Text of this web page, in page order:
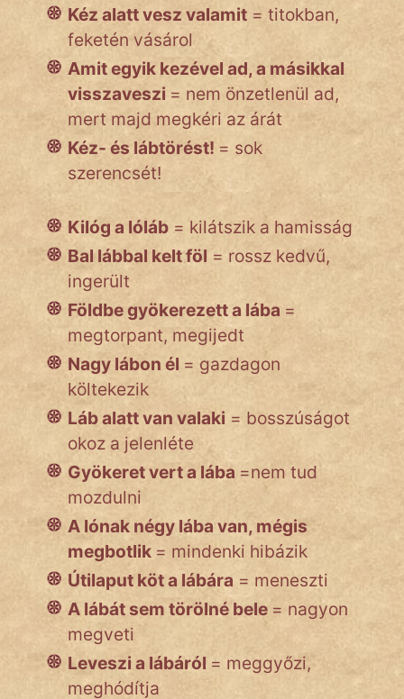
Kéz alatt vesz valamit = titokban,
feketén vásárol
Amit egyik kezével ad, a másikkal
visszaveszi = nem önzetlenül ad,
mert majd megkéri az árát
Kéz- és lábtörést! = sok
szerencsét!
Kilóg a lóláb = kilátszik a hamisság
Bal lábbal kelt föl = rossz kedvű,
ingerült
Földbe gyökerezett a lába =
megtorpant, megijedt
Nagy lábon él = gazdagon
költekezik
Láb alatt van valaki = bosszúságot
okoz a jelenléte
Gyökeret vert a lába =nem tud
mozdulni
A lónak négy lába van, mégis
megbotlik = mindenki hibázik
Útilaput köt a lábára = meneszti
A lábát sem törölné bele = nagyon
megveti
Leveszi a lábáról = meggyőzi,
meghódítja